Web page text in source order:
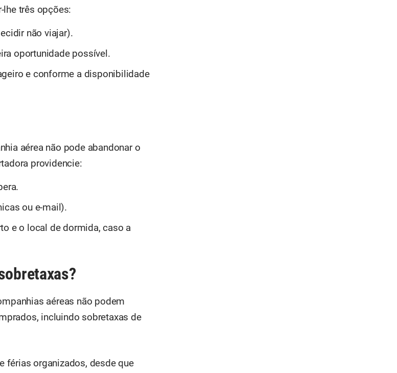
lhe três opções:
não viajar).
oportunidade possível.
e conforme a disponibilidade
aérea não pode abandonar o
providencie:
ou e-mail).
e o local de dormida, caso a
aéreas não podem
incluindo sobretaxas de
férias organizados, desde que